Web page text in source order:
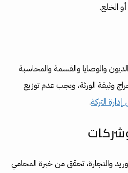
الخلع.
والوصايا والقسمة والمحاسبة
وثيقة الورثة، ويجب عدم توزيع
التركة.
والتجارة، تحقق من خبرة المحامي